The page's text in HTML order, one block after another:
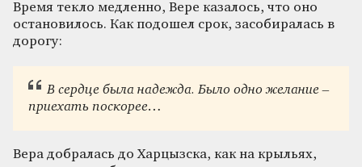
Время текло медленно, Вере казалось, что оно
остановилось. Как подошел срок, засобиралась в
дорогу:
В сердце была надежда. Было одно желание –
приехать поскорее…
Вера добралась до Харцызска, как на крыльях,